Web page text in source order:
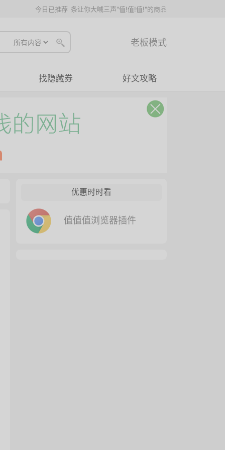
今日已推荐 条让你大喊三声"值!值!值!"的商品
老板模式
找隐藏券 好文攻略
优惠时时看
值值值浏览器插件